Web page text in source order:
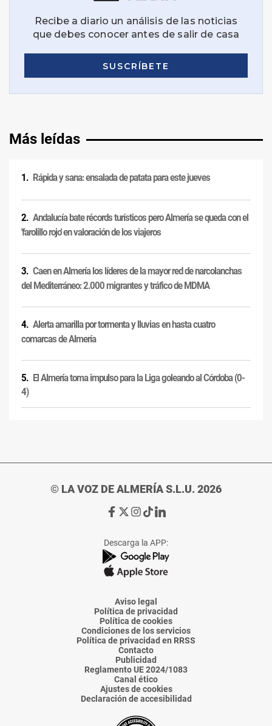
Más leídas
Rápida y sana: ensalada de patata para este jueves
Andalucía bate récords turísticos pero Almería se queda con el
'farolillo rojo' en valoración de los viajeros
Caen en Almería los líderes de la mayor red de narcolanchas
del Mediterráneo: 2.000 migrantes y tráfico de MDMA
Alerta amarilla por tormenta y lluvias en hasta cuatro
comarcas de Almería
El Almería toma impulso para la Liga goleando al Córdoba (0-
4)
© LA VOZ DE ALMERÍA S.L.U. 2026
Ir
de
La
Voz
Almería
Ir
de
La
Voz
Almería
Ir
de
La
Voz
Almería
Ir
de
La
Voz
Almería
Ir
de
La
Voz
Descarga la APP:
Aviso legal
Política de privacidad
Política de cookies
Condiciones de los servicios
Política de privacidad en RRSS
Contacto
Publicidad
Reglamento UE 2024/1083
Canal ético
Ajustes de cookies
Declaración de accesibilidad